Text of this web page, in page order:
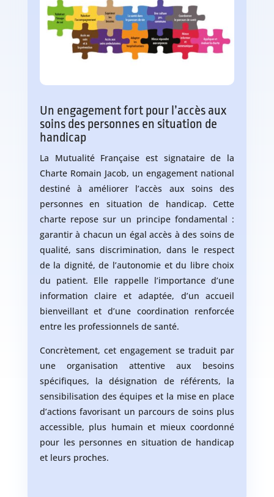
Un engagement fort pour l’accès aux
soins des personnes en situation de
handicap
La Mutualité Française est signataire de la
Charte Romain Jacob, un engagement national
destiné à améliorer l’accès aux soins des
personnes en situation de handicap. Cette
charte repose sur un principe fondamental :
garantir à chacun un égal accès à des soins de
qualité, sans discrimination, dans le respect
de la dignité, de l’autonomie et du libre choix
du patient. Elle rappelle l’importance d’une
information claire et adaptée, d’un accueil
bienveillant et d’une coordination renforcée
entre les professionnels de santé.
Concrètement, cet engagement se traduit par
une organisation attentive aux besoins
spécifiques, la désignation de référents, la
sensibilisation des équipes et la mise en place
d’actions favorisant un parcours de soins plus
accessible, plus humain et mieux coordonné
pour les personnes en situation de handicap
et leurs proches.